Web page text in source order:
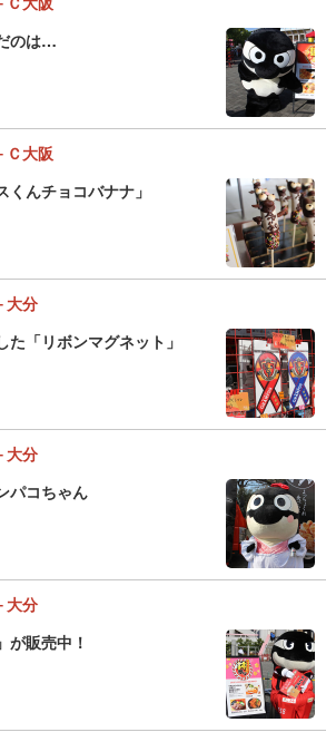
のは…
Ｃ大阪
くんチョコバナナ」
大分
「リボンマグネット」
大分
パコちゃん
大分
が販売中！